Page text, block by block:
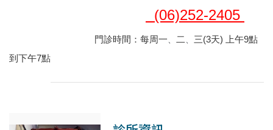
(06)252-2405
門診時間：每周一、 二、 三(3天) 上午9點
到下午7點